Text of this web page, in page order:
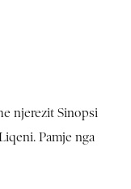
njerezit Sinopsi
Pamje nga